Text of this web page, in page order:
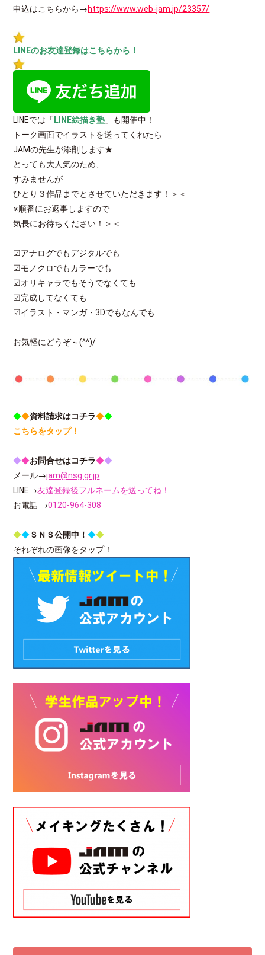
申込はこちらから→https://www.web-jam.jp/23357/
LINEのお友達登録はこちらから！
LINEでは「 LINE絵描き塾 」も開催中！
トーク画面でイラストを送ってくれたら
JAMの先生が添削します★
とっても大人気のため、
すみませんが
ひとり３作品までとさせていただきます！＞＜
※順番にお返事しますので
気長にお待ちください！＞＜
☑アナログでもデジタルでも
☑モノクロでもカラーでも
☑オリキャラでもそうでなくても
☑完成してなくても
☑イラスト・マンガ・3Dでもなんでも
お気軽にどうぞ～(^^)/
◆◆資料請求はコチラ◆◆
こちらをタップ！
◆◆お問合せはコチラ◆◆
メール→jam@nsg.gr.jp
LINE→友達登録後フルネームを送ってね！
お電話 →0120-964-308
◆◆ＳＮＳ公開中！◆◆
それぞれの画像をタップ！